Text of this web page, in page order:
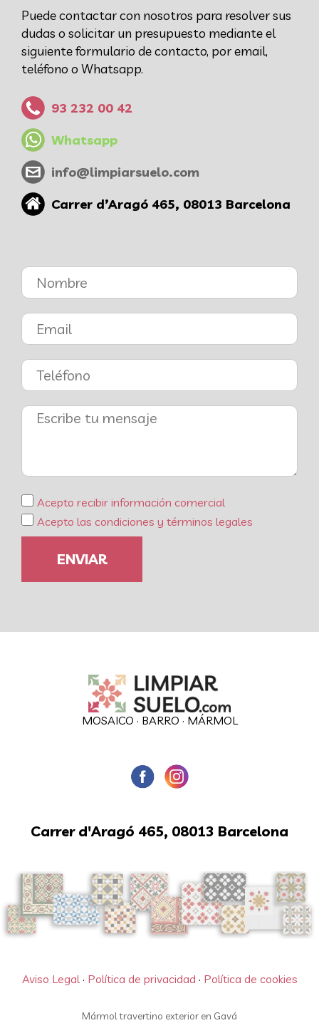
Puede contactar con nosotros para resolver sus
dudas o solicitar un presupuesto mediante el
siguiente formulario de contacto, por email,
teléfono o Whatsapp.
93 232 00 42
Whatsapp
info@limpiarsuelo.com
Carrer d’Aragó 465, 08013 Barcelona
Acepto recibir información comercial
Acepto las condiciones y términos legales
ENVIAR
MOSAICO · BARRO · MÁRMOL
Carrer d'Aragó 465, 08013 Barcelona
Aviso Legal · Política de privacidad · Política de cookies
Mármol travertino exterior en Gavá